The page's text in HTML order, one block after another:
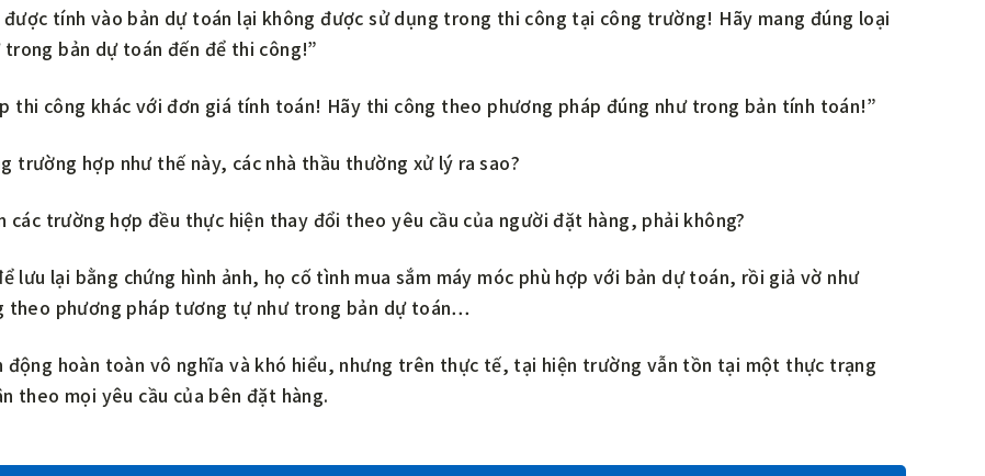
được tính vào bản dự toán lại không được sử dụng trong thi công tại công trường! Hãy mang đúng loại
trong bản dự toán đến để thi công!”
thi công khác với đơn giá tính toán! Hãy thi công theo phương pháp đúng như trong bản tính toán!”
trường hợp như thế này, các nhà thầu thường xử lý ra sao?
các trường hợp đều thực hiện thay đổi theo yêu cầu của người đặt hàng, phải không?
lưu lại bằng chứng hình ảnh, họ cố tình mua sắm máy móc phù hợp với bản dự toán, rồi giả vờ như
theo phương pháp tương tự như trong bản dự toán…
động hoàn toàn vô nghĩa và khó hiểu, nhưng trên thực tế, tại hiện trường vẫn tồn tại một thực trạng
theo mọi yêu cầu của bên đặt hàng.